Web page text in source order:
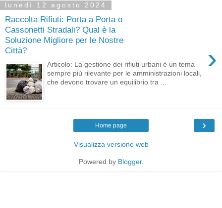
lunedì 12 agosto 2024
Raccolta Rifiuti: Porta a Porta o
Cassonetti Stradali? Qual è la
Soluzione Migliore per le Nostre
Città?
›
Articolo: La gestione dei rifiuti urbani è un tema
sempre più rilevante per le amministrazioni locali,
che devono trovare un equilibrio tra ...
›
Home page
Visualizza versione web
Powered by Blogger.